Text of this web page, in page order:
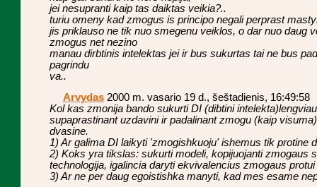
jei nesupranti kaip tas daiktas veikia?..
turiu omeny kad zmogus is principo negali perprast
jis priklauso ne tik nuo smegenu veiklos, o dar nuo daug
zmogus net nezino
manau dirbtinis intelektas jei ir bus sukurtas tai ne bus
pagrindu
va..
Arvydas2000 m. vasario 19 d., šeštadienis, 16:49:58
Kol kas zmonija bando sukurti DI (dibtini
supaprastinant uzdavini ir padalinant zmogu (kaip
dvasine.
1) Ar galima DI laikyti 'zmogishkuoju' ishemus tik protine
2) Koks yra tikslas: sukurti modeli, kopijuojanti zmogaus
technologija, igalincia daryti ekvivalencius zmogaus
3) Ar ne per daug egoistishka manyti, kad mes esame